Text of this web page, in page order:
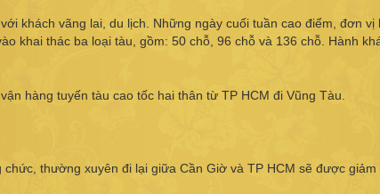
khách vãng lai, du lịch. Những ngày cuối tuần cao điểm, đơn vị
khai thác ba loại tàu, gồm: 50 chỗ, 96 chỗ và 136 chỗ. Hành
hàng tuyến tàu cao tốc hai thân từ TP HCM đi Vũng Tàu.
thường xuyên đi lại giữa Cần Giờ và TP HCM sẽ được giảm